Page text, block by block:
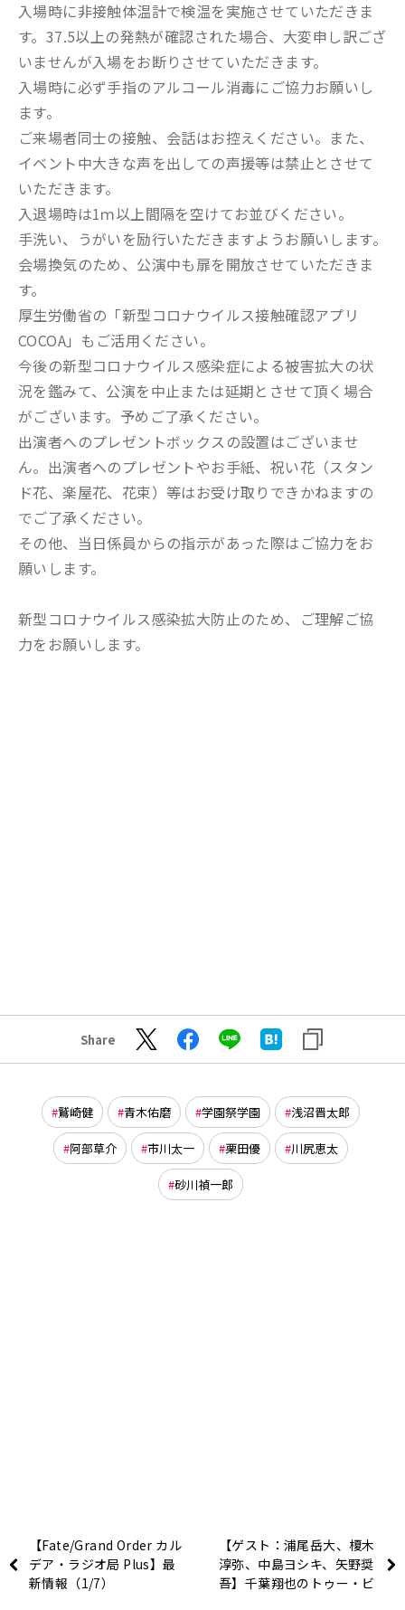
入場時に非接触体温計で検温を実施させていただきま
す。37.5以上の発熱が確認された場合、大変申し訳ござ
いませんが入場をお断りさせていただきます。
入場時に必ず手指のアルコール消毒にご協力お願いし
ます。
ご来場者同士の接触、会話はお控えください。また、
イベント中大きな声を出しての声援等は禁止とさせて
いただきます。
入退場時は1ｍ以上間隔を空けてお並びください。
手洗い、うがいを励行いただきますようお願いします。
会場換気のため、公演中も扉を開放させていただきま
す。
厚生労働省の「新型コロナウイルス接触確認アプリ
COCOA」もご活用ください。
今後の新型コロナウイルス感染症による被害拡大の状
況を鑑みて、公演を中止または延期とさせて頂く場合
がございます。予めご了承ください。
出演者へのプレゼントボックスの設置はございませ
ん。出演者へのプレゼントやお手紙、祝い花（スタン
ド花、楽屋花、花束）等はお受け取りできかねますの
でご了承ください。
その他、当日係員からの指示があった際はご協力をお
願いします。
新型コロナウイルス感染拡大防止のため、ご理解ご協
力をお願いします。
Share
鷲崎健 青木佑磨 学園祭学園 浅沼晋太郎
阿部草介 市川太一 栗田優 川尻恵太
砂川禎一郎
【Fate/Grand Order カル
デア・ラジオ局 Plus】最
新情報（1/7）
【ゲスト：浦尾岳大、榎木
淳弥、中島ヨシキ、矢野奨
吾】千葉翔也のトゥー・ビ